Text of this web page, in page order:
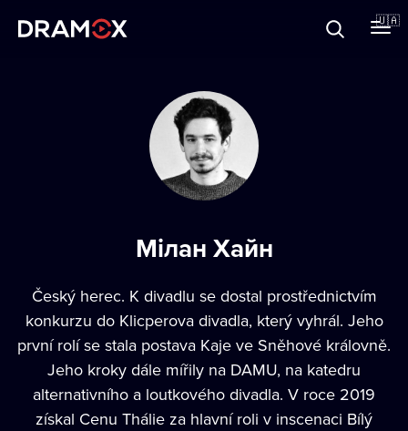
🇺🇦
Зареєструватися
Мілан Хайн
Český herec. K divadlu se dostal prostřednictvím
konkurzu do Klicperova divadla, který vyhrál. Jeho
první rolí se stala postava Kaje ve Sněhové královně.
Jeho kroky dále mířily na DAMU, na katedru
alternativního a loutkového divadla. V roce 2019
získal Cenu Thálie za hlavní roli v inscenaci Bílý